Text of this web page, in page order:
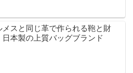
メスと同じ革で作られる鞄と財
日本製の上質バッグブランド